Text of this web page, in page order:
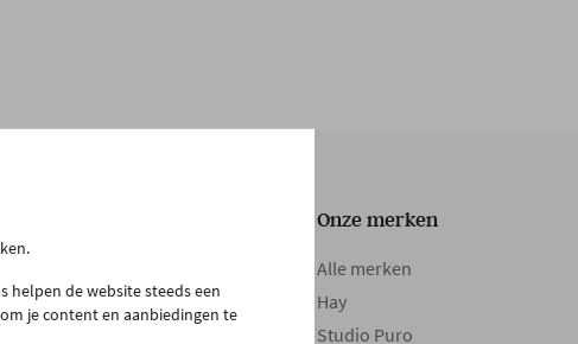
Zetels
Onze merken
Alle merken
Hay
Studio Puro
helpen de website steeds een
je content en aanbiedingen te